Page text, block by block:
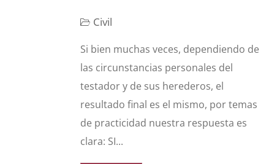
Civil
Si bien muchas veces, dependiendo de
las circunstancias personales del
testador y de sus herederos, el
resultado final es el mismo, por temas
de practicidad nuestra respuesta es
clara: SI...